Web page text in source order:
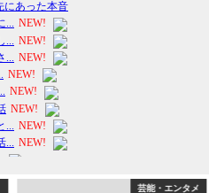
芸能・エンタメ